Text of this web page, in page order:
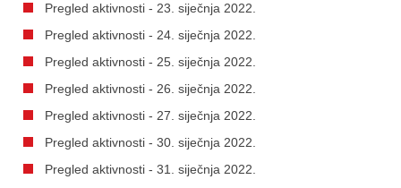
Pregled aktivnosti - 23. siječnja 2022.
Pregled aktivnosti - 24. siječnja 2022.
Pregled aktivnosti - 25. siječnja 2022.
Pregled aktivnosti - 26. siječnja 2022.
Pregled aktivnosti - 27. siječnja 2022.
Pregled aktivnosti - 30. siječnja 2022.
Pregled aktivnosti - 31. siječnja 2022.